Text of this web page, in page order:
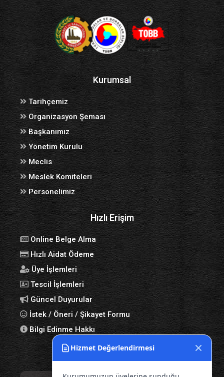
Kurumsal
Tarihçemiz
Organizasyon Şeması
Başkanımız
Yönetim Kurulu
Meclis
Meslek Komiteleri
Personelimiz
Hızlı Erişim
Online Belge Alma
Hızlı Aidat Ödeme
Üye İşlemleri
Tescil İşlemleri
Güncel Duyurular
İstek / Öneri / Şikayet Formu
Bilgi Edinme Hakkı
Bize Ulaşın
Hizmet Değerlendirmesi